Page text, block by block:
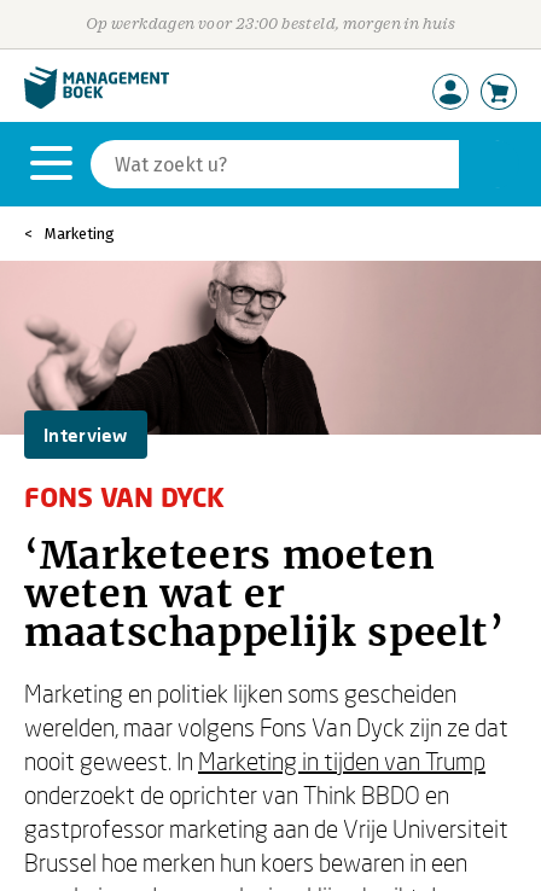
Op werkdagen voor 23:00 besteld, morgen in huis
Marketing
Interview
FONS VAN DYCK
‘Marketeers moeten
weten wat er
maatschappelijk speelt’
Marketing en politiek lijken soms gescheiden
werelden, maar volgens Fons Van Dyck zijn ze dat
nooit geweest. In Marketing in tijden van Trump
onderzoekt de oprichter van Think BBDO en
gastprofessor marketing aan de Vrije Universiteit
Brussel hoe merken hun koers bewaren in een